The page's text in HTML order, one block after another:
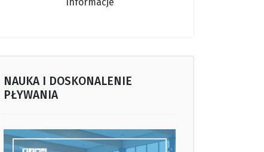
NAUKA I DOSKONALENIE
PŁYWANIA